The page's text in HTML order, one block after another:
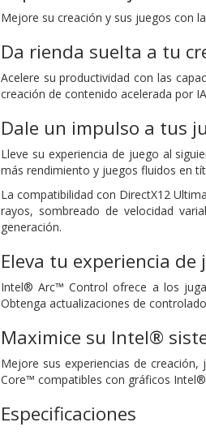
Mejore su creación y sus juegos con
Da rienda suelta a tu
Acelere su productividad con las
creación de contenido acelerada por
Dale un impulso a tus
Lleve su experiencia de juego al
más rendimiento y juegos fluidos en
La compatibilidad con DirectX12
rayos, sombreado de velocidad
generación.
Eleva tu experiencia de
Intel® Arc™ Control ofrece a los
Obtenga actualizaciones de
Maximice su Intel®
Mejore sus experiencias de
Core™ compatibles con gráficos
Especificaciones